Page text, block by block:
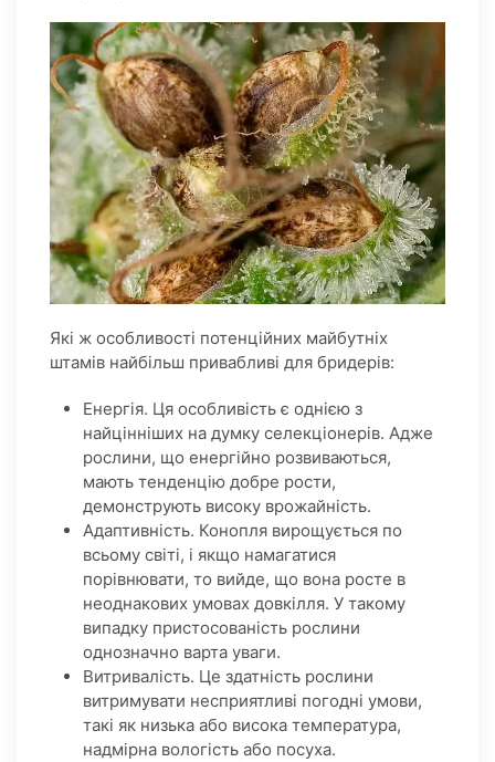
Які ж особливості потенційних майбутніх
штамів найбільш привабливі для бридерів:
Енергія. Ця особливість є однією з
найцінніших на думку селекціонерів. Адже
рослини, що енергійно розвиваються,
мають тенденцію добре рости,
демонструють високу врожайність.
Адаптивність. Конопля вирощується по
всьому світі, і якщо намагатися
порівнювати, то вийде, що вона росте в
неоднакових умовах довкілля. У такому
випадку пристосованість рослини
однозначно варта уваги.
Витривалість. Це здатність рослини
витримувати несприятливі погодні умови,
такі як низька або висока температура,
надмірна вологість або посуха.